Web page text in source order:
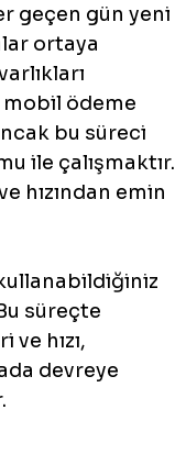
geçen gün yeni
ortaya
mobil ödeme
bu süreci
ile çalışmaktır.
hızından emin
süreçte
hızı,
devreye